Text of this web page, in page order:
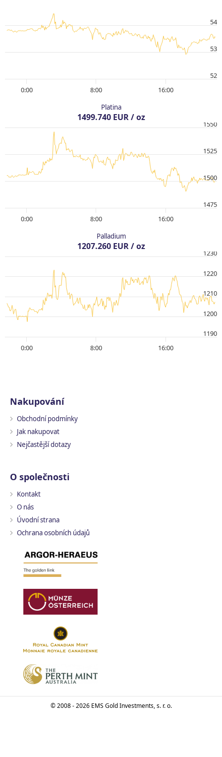
0:00 8:00 16:00
52
53
54
Platina
1499.740 EUR / oz
0:00 8:00 16:00
1475
1500
1525
1550
Palladium
1207.260 EUR / oz
0:00 8:00 16:00
1190
1200
1210
1220
1230
Nakupování
Obchodní podmínky
Jak nakupovat
Nejčastější dotazy
O společnosti
Kontakt
O nás
Úvodní strana
Ochrana osobních údajů
© 2008 - 2026 EMS Gold Investments, s. r. o.